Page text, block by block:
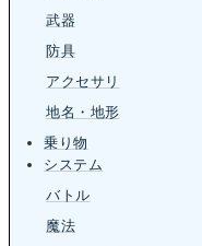
武器
防具
アクセサリ
地名・地形
乗り物
システム
バトル
魔法